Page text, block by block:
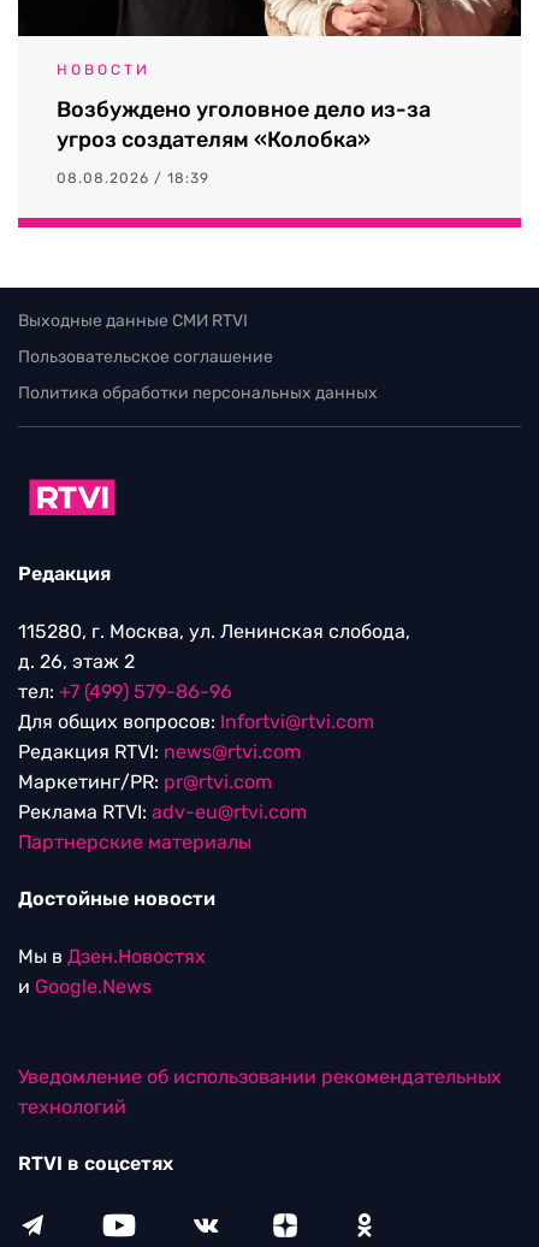
НОВОСТИ
Возбуждено уголовное дело из-за
угроз создателям «Колобка»
08.08.2026 / 18:39
Выходные данные СМИ RTVI
Пользовательское соглашение
Политика обработки персональных данных
Редакция
115280, г. Москва, ул. Ленинская слобода,
д. 26, этаж 2
тел: +7 (499) 579-86-96
Для общих вопросов: Infortvi@rtvi.com
Редакция RTVI: news@rtvi.com
Маркетинг/PR: pr@rtvi.com
Реклама RTVI: adv-eu@rtvi.com
Партнерские материалы
Достойные новости
Мы в Дзен.Новостях
и Google.News
Уведомление об использовании рекомендательных
технологий
RTVI в соцсетях